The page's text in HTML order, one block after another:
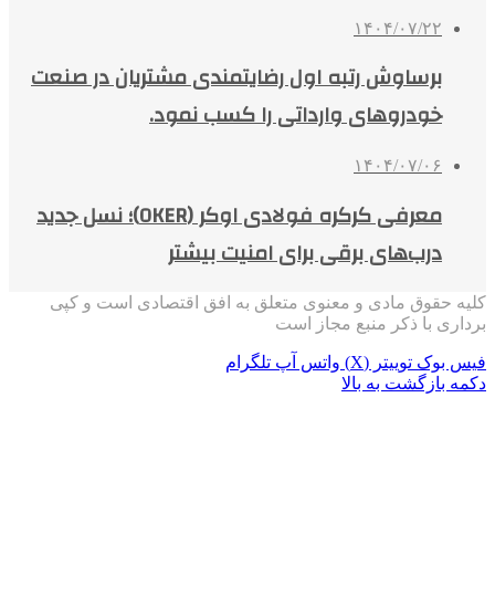
۱۴۰۴/۰۷/۲۲
برساوش رتبه اول رضایتمندی مشتریان در صنعت
خودروهای وارداتی را کسب نمود.
۱۴۰۴/۰۷/۰۶
معرفی کرکره فولادی اوکر (OKER)؛ نسل جدید
درب‌های برقی برای امنیت بیشتر
کلیه حقوق مادی و معنوی متعلق به افق اقتصادی است و کپی
برداری با ذکر منبع مجاز است
فیس بوک توییتر (X) واتس آپ تلگرام
دکمه بازگشت به بالا